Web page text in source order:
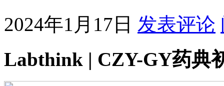
2024年1月17日 发表评论
Labthink | CZY-GY药典